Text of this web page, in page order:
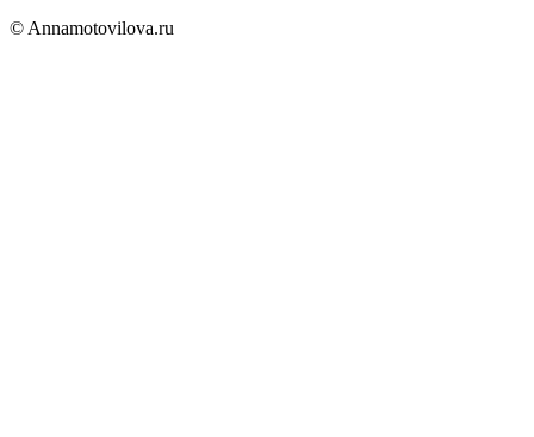
© Annamotovilova.ru